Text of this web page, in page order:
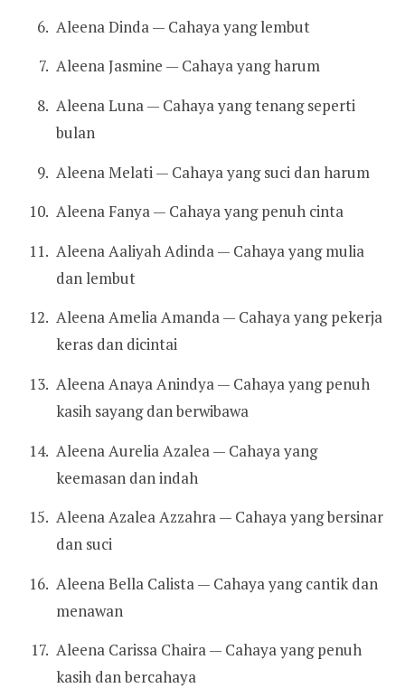
Aleena Dinda — Cahaya yang lembut
Aleena Jasmine — Cahaya yang harum
Aleena Luna — Cahaya yang tenang seperti
bulan
Aleena Melati — Cahaya yang suci dan harum
Aleena Fanya — Cahaya yang penuh cinta
Aleena Aaliyah Adinda — Cahaya yang mulia
dan lembut
Aleena Amelia Amanda — Cahaya yang pekerja
keras dan dicintai
Aleena Anaya Anindya — Cahaya yang penuh
kasih sayang dan berwibawa
Aleena Aurelia Azalea — Cahaya yang
keemasan dan indah
Aleena Azalea Azzahra — Cahaya yang bersinar
dan suci
Aleena Bella Calista — Cahaya yang cantik dan
menawan
Aleena Carissa Chaira — Cahaya yang penuh
kasih dan bercahaya